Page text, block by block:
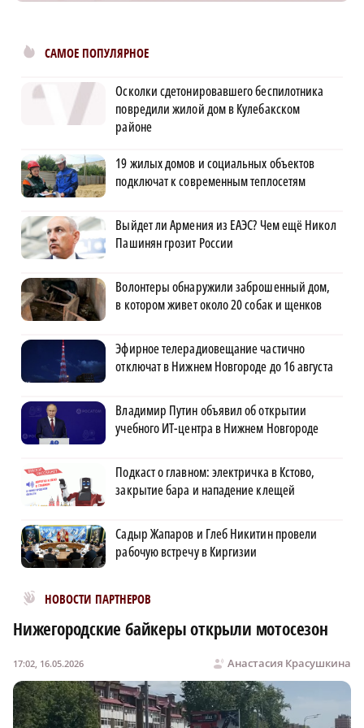
САМОЕ ПОПУЛЯРНОЕ
Осколки сдетонировавшего беспилотника
повредили жилой дом в Кулебакском
районе
19 жилых домов и социальных объектов
подключат к современным теплосетям
Выйдет ли Армения из ЕАЭС? Чем ещё Никол
Пашинян грозит России
Волонтеры обнаружили заброшенный дом,
в котором живет около 20 собак и щенков
Эфирное телерадиовещание частично
отключат в Нижнем Новгороде до 16 августа
Владимир Путин объявил об открытии
учебного ИТ-центра в Нижнем Новгороде
Подкаст о главном: электричка в Кстово,
закрытие бара и нападение клещей
Садыр Жапаров и Глеб Никитин провели
рабочую встречу в Киргизии
НОВОСТИ ПАРТНЕРОВ
Новости МирТесен
Нижегородские байкеры открыли мотосезон
Анастасия Красушкина
17:02, 16.05.2026